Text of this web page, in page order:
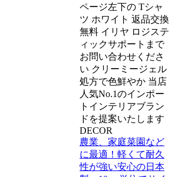
ページ左下の Tシャ
ツ ホワイト 返品交換
無料 イリヤ ロジステ
ィックサポートまで
お問い合わせくださ
い クリーミージェル
処方で色鮮やか 当店
人気No.1のインポー
トインテリアブラン
ドを提案いたします
DECOR
農業、家庭菜園など
に最適！軽くて耐久
性が強い安心の日本